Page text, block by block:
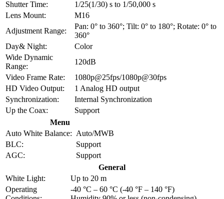
Shutter Time:
1/25(1/30) s to 1/50,000 s
Lens Mount:
M16
Adjustment Range:
Pan: 0° to 360°; Tilt: 0° to 180°; Rotate: 0° to
360°
Day& Night:
Color
Wide Dynamic
Range:
120dB
Video Frame Rate:
1080p@25fps/1080p@30fps
HD Video Output:
1 Analog HD output
Synchronization:
Internal Synchronization
Up the Coax:
Support
Menu
Auto White Balance: Auto/MWB
BLC:
Support
AGC:
Support
General
White Light:
Up to 20 m
Operating
-40 °C – 60 °C (-40 °F – 140 °F)